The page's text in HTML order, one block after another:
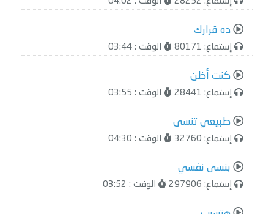
ده قرارك
إستماع: 80171 الوقت : 03:44
كنت أظن
إستماع: 28441 الوقت : 03:55
طبيعي تنسى
إستماع: 32760 الوقت : 04:30
بنسى نفسي
إستماع: 297906 الوقت : 03:52